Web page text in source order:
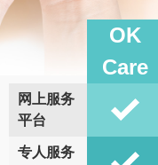
OK
Care
网上服务
平台
专人服务